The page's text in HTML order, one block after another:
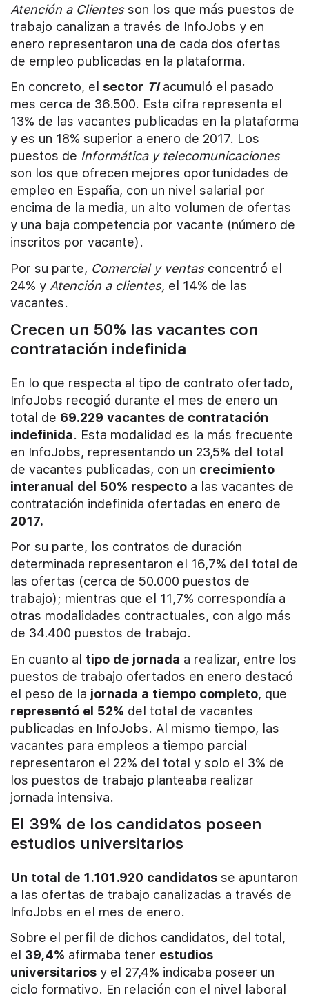
Atención a Clientesson los que más puestos de
trabajo canalizan a través de InfoJobs y en
enero representaron una de cada dos ofertas
de empleo publicadas en la plataforma.
En concreto, el sector TIacumuló el pasado
mes cerca de 36.500. Esta cifra representa el
13% de las vacantes publicadas en la plataforma
y es un 18% superior a enero de 2017. Los
puestos de Informática y telecomunicaciones
son los que ofrecen mejores oportunidades de
empleo en España, con un nivel salarial por
encima de la media, un alto volumen de ofertas
y una baja competencia por vacante (número de
inscritos por vacante).
Por su parte, Comercial y ventasconcentró el
24% y Atención a clientes, el 14% de las
vacantes.
Crecen un 50% las vacantes con
contratación indefinida
En lo que respecta al tipo de contrato ofertado,
InfoJobs recogió durante el mes de enero un
total de 69.229 vacantes de contratación
indefinida. Esta modalidad es la más frecuente
en InfoJobs, representando un 23,5% del total
de vacantes publicadas, con un crecimiento
interanual del 50% respecto a las vacantes de
contratación indefinida ofertadas en enero de
2017.
Por su parte, los contratos de duración
determinada representaron el 16,7% del total de
las ofertas (cerca de 50.000 puestos de
trabajo); mientras que el 11,7% correspondía a
otras modalidades contractuales, con algo más
de 34.400 puestos de trabajo.
En cuanto al tipo de jornada a realizar, entre los
puestos de trabajo ofertados en enero destacó
el peso de la jornada a tiempo completo, que
representó el 52% del total de vacantes
publicadas en InfoJobs. Al mismo tiempo, las
vacantes para empleos a tiempo parcial
representaron el 22% del total y solo el 3% de
los puestos de trabajo planteaba realizar
jornada intensiva.
El 39% de los candidatos poseen
estudios universitarios
Un total de 1.101.920 candidatos se apuntaron
a las ofertas de trabajo canalizadas a través de
InfoJobs en el mes de enero.
Sobre el perfil de dichos candidatos, del total,
el 39,4% afirmaba tener estudios
universitarios y el 27,4% indicaba poseer un
ciclo formativo. En relación con el nivel laboral